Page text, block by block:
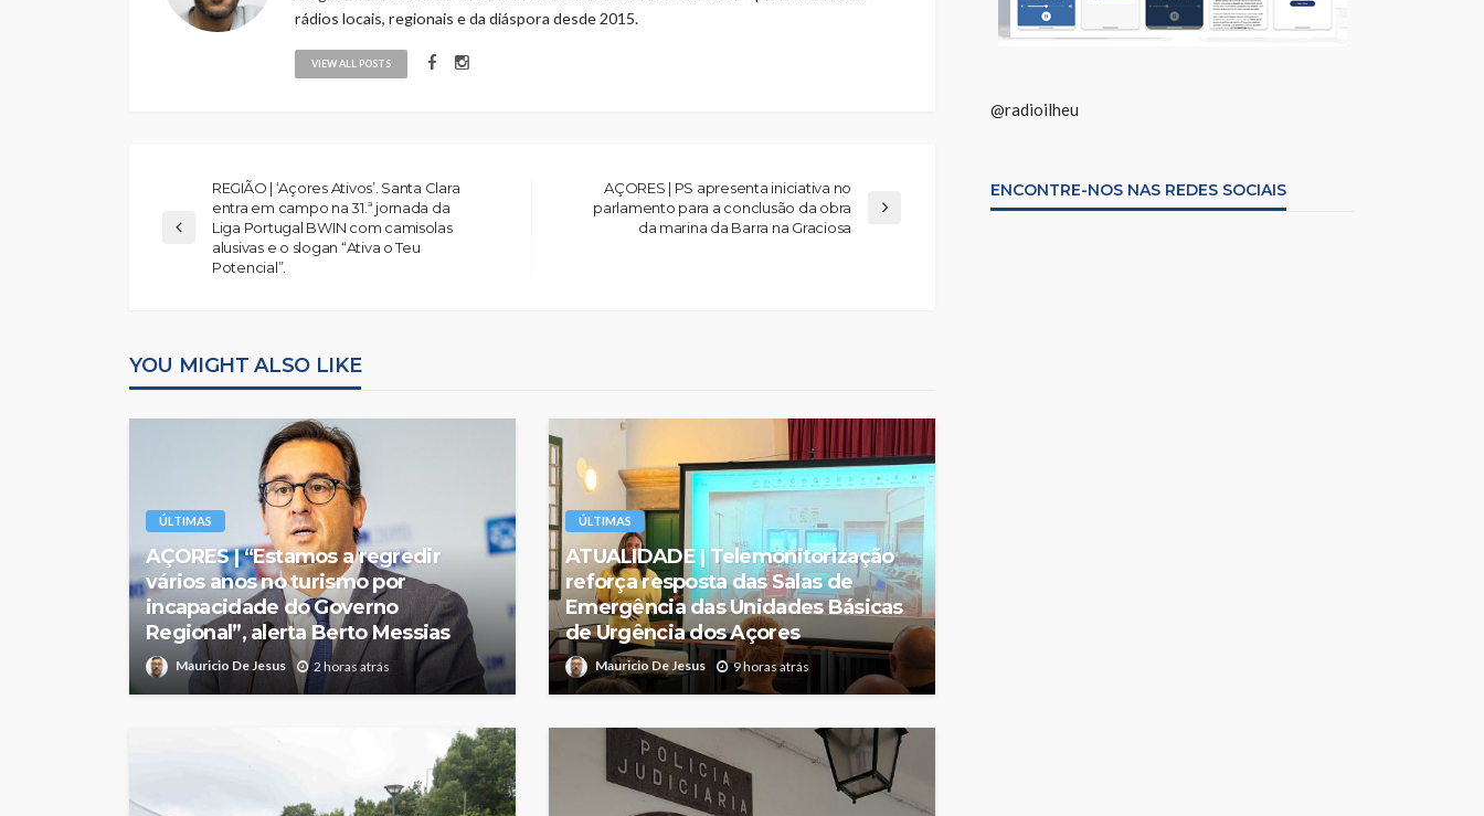
rádios locais, regionais e da diáspora desde 2015.
VIEW ALL POSTS
REGIÃO | ‘Açores Ativos’. Santa Clara
entra em campo na 31.ª jornada da
Liga Portugal BWIN com camisolas
alusivas e o slogan “Ativa o Teu
Potencial”.
AÇORES | PS apresenta iniciativa no
parlamento para a conclusão da obra
da marina da Barra na Graciosa
YOU MIGHT ALSO LIKE
ÚLTIMAS
AÇORES | “Estamos a regredir
vários anos no turismo por
incapacidade do Governo
Regional”, alerta Berto Messias
Mauricio De Jesus 2 horas atrás
ÚLTIMAS
ATUALIDADE | Telemonitorização
reforça resposta das Salas de
Emergência das Unidades Básicas
de Urgência dos Açores
Mauricio De Jesus 9 horas atrás
@radioilheu
ENCONTRE-NOS NAS REDES SOCIAIS